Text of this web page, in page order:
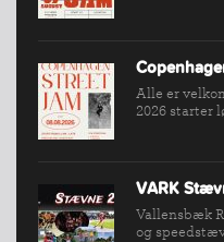
Alle er
2026 starter
VARK
Vallensbæk
og